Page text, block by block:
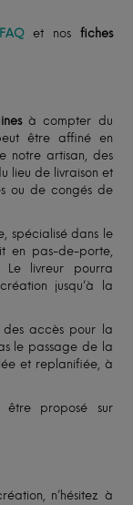
FAQet nos fiches
à compter du
être affiné en
notre artisan, des
lieu de livraison et
ou de congés de
spécialisé dans le
en pas-de-porte,
livreur pourra
jusqu’à la
des accès pour la
le passage de la
et replanifiée, à
être proposé sur
n’hésitez à